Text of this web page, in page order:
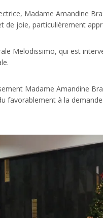
Madame Amandine
joie, particulièrement
Melodissimo, qui est
Madame Amandine
à la